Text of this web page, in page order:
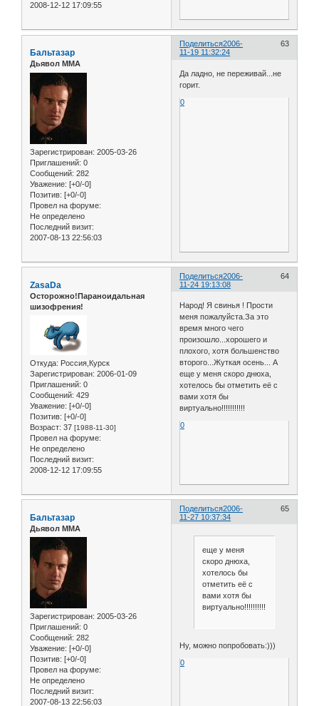
2008-12-12 17:09:55
Поделиться 63
2006-
11-19 11:32:24
Бальтазар
Дьявол ММА
Зарегистрирован: 2005-03-26
Приглашений: 0
Сообщений: 282
Уважение: [+0/-0]
Позитив: [+0/-0]
Провел на форуме:
Не определено
Последний визит:
2007-08-13 22:56:03
Да ладно, не переживай...не
горит.
0
Поделиться 64
2006-
11-24 19:13:08
ZasaDa
Осторожно!Параноидальная
шизофрения!
Откуда: Россия,Курск
Зарегистрирован: 2006-01-09
Приглашений: 0
Сообщений: 429
Уважение: [+0/-0]
Позитив: [+0/-0]
Возраст: 37 [1988-11-30]
Провел на форуме:
Не определено
Последний визит:
2008-12-12 17:09:55
Народ! Я свинья ! Прости
меня пожалуйста.За это
время много чего
произошло...хорошего и
плохого, хотя большенство
второго...Жуткая осень... А
еще у меня скоро днюха,
хотелось бы отметить её с
вами хотя бы
виртуально!!!!!!!!!!!
0
Поделиться 65
2006-
11-27 10:37:34
Бальтазар
Дьявол ММА
Зарегистрирован: 2005-03-26
Приглашений: 0
Сообщений: 282
Уважение: [+0/-0]
Позитив: [+0/-0]
Провел на форуме:
Не определено
Последний визит:
2007-08-13 22:56:03
еще у меня
скоро днюха,
хотелось бы
отметить её с
вами хотя бы
виртуально!!!!!!!!!!!
Ну, можно попробовать:)))
0